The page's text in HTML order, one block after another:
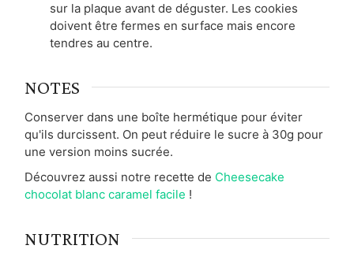
sur la plaque avant de déguster. Les cookies
doivent être fermes en surface mais encore
tendres au centre.
NOTES
Conserver dans une boîte hermétique pour éviter
qu'ils durcissent. On peut réduire le sucre à 30g pour
une version moins sucrée.
Découvrez aussi notre recette de Cheesecake
chocolat blanc caramel facile !
NUTRITION